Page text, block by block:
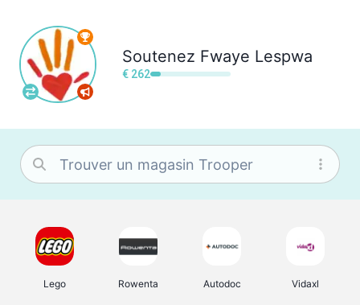
Soutenez Fwaye Lespwa
€ 262
Lego Rowenta Autodoc Vidaxl